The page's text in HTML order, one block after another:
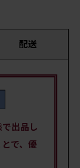
配送
出品し
で、優